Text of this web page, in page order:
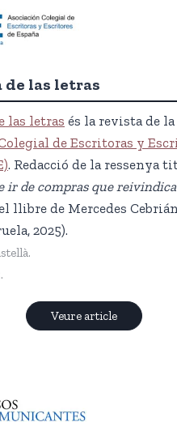
de las letras
las letras és la revista de la
de Escritoras y
. Redacció de la ressenya
ir de compras que
llibre de Mercedes
2025).
Veure article